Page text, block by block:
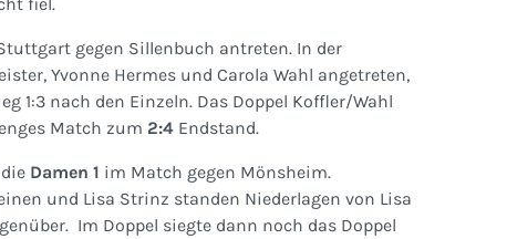
gegen Sillenbuch antreten. In der
Yvonne Hermes und Carola Wahl angetreten,
1:3 nach den Einzeln. Das Doppel Koffler/Wahl
Match zum 2:4Endstand.
Damen 1 im Match gegen Mönsheim.
und Lisa Strinz standen Niederlagen von Lisa
Im Doppel siegte dann noch das Doppel